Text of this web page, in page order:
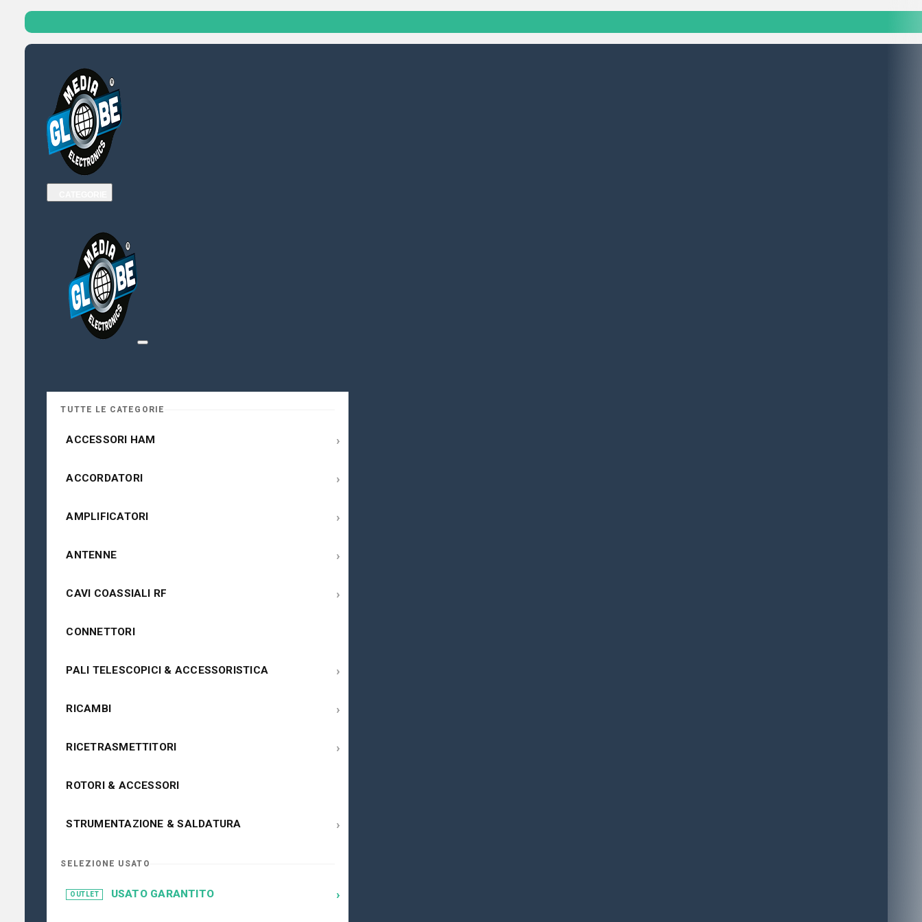
TUTTE LE CATEGORIE
ACCESSORI HAM ›
ACCORDATORI ›
AMPLIFICATORI ›
ANTENNE ›
CAVI COASSIALI RF ›
CONNETTORI
PALI TELESCOPICI & ACCESSORISTICA ›
RICAMBI ›
RICETRASMETTITORI ›
ROTORI & ACCESSORI
STRUMENTAZIONE & SALDATURA ›
SELEZIONE USATO
OUTLET USATO GARANTITO ›